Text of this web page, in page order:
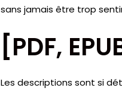
sans jamais être trop
[PDF,
Les descriptions sont si